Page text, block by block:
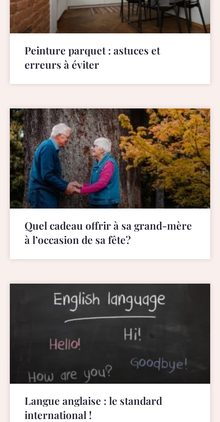
Peinture parquet : astuces et
erreurs à éviter
Quel cadeau offrir à sa grand-mère
à l’occasion de sa fête?
Langue anglaise : le standard
international !